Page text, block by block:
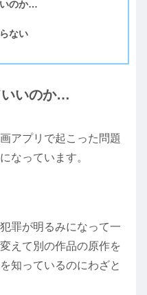
のか…
ない
いいのか…
アプリで起こった問題
なっています。
罪が明るみになって一
えて別の作品の原作を
知っているのにわざと